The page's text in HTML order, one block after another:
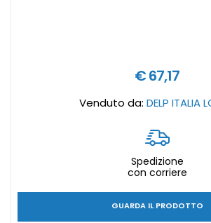
€ 67,17
Venduto da: DELP ITALIA
Spedizione
con corriere
GUARDA IL PRODOTTO